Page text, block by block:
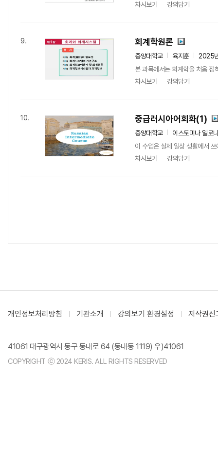
차시보기
강의담기
9. 회계학원론
중앙대학교 육지훈
2025
본 과목에서는 회계학을 처음 접
차시보기
강의담기
10. 중급러시아어회화(1)
중앙대학교
이스토미나 일로
이 수업은 실제 일상 생활에서
차시보기
강의담기
개인정보처리방침 기관소개 강의보기 환경설정 저작권신
41061 대구광역시 동구 동내로 64 (동내동 1119) 우)41061
COPYRIGHT ⓒ 2024 KERIS. ALL RIGHTS RESERVED